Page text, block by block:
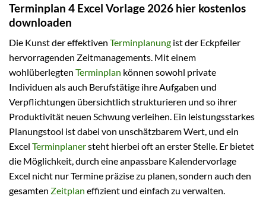
Terminplan 4 Excel Vorlage 2026 hier kostenlos
downloaden
Die Kunst der effektiven Terminplanung ist der Eckpfeiler
hervorragenden Zeitmanagements. Mit einem
wohlüberlegten Terminplan können sowohl private
Individuen als auch Berufstätige ihre Aufgaben und
Verpflichtungen übersichtlich strukturieren und so ihrer
Produktivität neuen Schwung verleihen. Ein leistungsstarkes
Planungstool ist dabei von unschätzbarem Wert, und ein
Excel Terminplanersteht hierbei oft an erster Stelle. Er bietet
die Möglichkeit, durch eine anpassbare Kalendervorlage
Excel nicht nur Termine präzise zu planen, sondern auch den
gesamten Zeitplan effizient und einfach zu verwalten.